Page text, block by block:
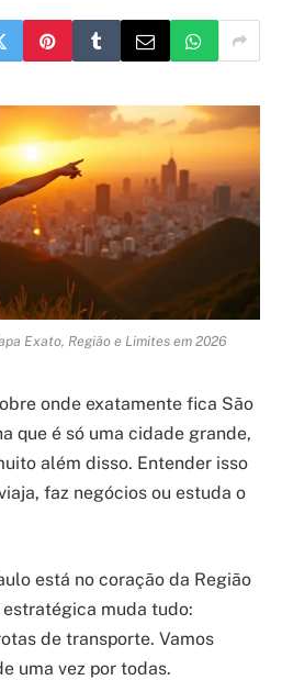
Exato, Região e Limites em 2026
onde exatamente fica São
que é só uma cidade grande,
além disso. Entender isso
faz negócios ou estuda o
está no coração da Região
muda tudo:
de transporte. Vamos
uma vez por todas.